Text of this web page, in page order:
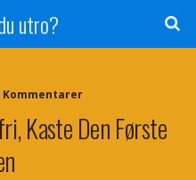
utro?
Kommentarer
Kaste Den Første